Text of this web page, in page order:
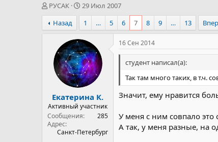
А
в
т
о
РУСАК
Д
а
т
а
н
а
ч
а
л
а
29 Июл 2007
Назад
1 … 5 6 7 8 9 … 13
Екатерина К.
Активный участник
Сообщения
285
Адрес
Санкт-Петербург
16 Сен 2014
студент написал(а):
Так там много таких, в т.ч.
Значит, ему нравится
У меня с ним совпало это
А так, у меня разные, на